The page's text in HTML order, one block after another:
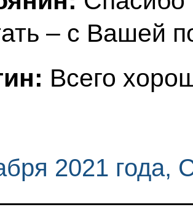
– с Вашей
Всего
2021 года,